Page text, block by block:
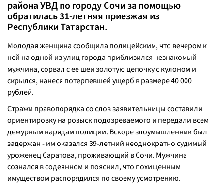
района УВД по городу Сочи за помощью
обратилась 31-летняя приезжая из
Республики Татарстан.
Молодая женщина сообщила полицейским, что вечером к
ней на одной из улиц города приблизился незнакомый
мужчина, сорвал с ее шеи золотую цепочку с кулоном и
скрылся, нанеся потерпевшей ущерб в размере 40 000
рублей.
Стражи правопорядка со слов заявительницы составили
ориентировку на розыск подозреваемого и передали всем
дежурным нарядам полиции. Вскоре злоумышленник был
задержан - им оказался 39-летний неоднократно судимый
уроженец Саратова, проживающий в Сочи. Мужчина
сознался в содеянном и пояснил, что похищенным
имуществом распорядился по своему усмотрению.